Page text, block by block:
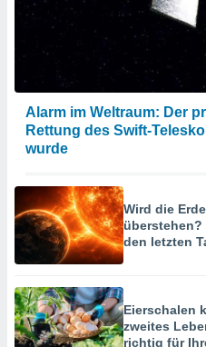
Alarm im Weltraum: Der
Rettung des Swift-
wurde
Wird die
überstehen?
den letzten
Eierschalen
zweites
richtig für